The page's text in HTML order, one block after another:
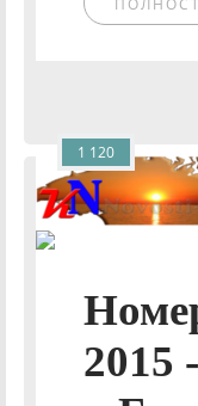
2015
1 120